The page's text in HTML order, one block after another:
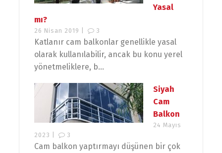
Yasal
mı?
26 Nisan 2019 | 3
Katlanır cam balkonlar genellikle yasal
olarak kullanılabilir, ancak bu konu yerel
yönetmeliklere, b...
Siyah
Cam
Balkon
24 Mayıs
2023 |
3
Cam balkon yaptırmayı düşünen bir çok